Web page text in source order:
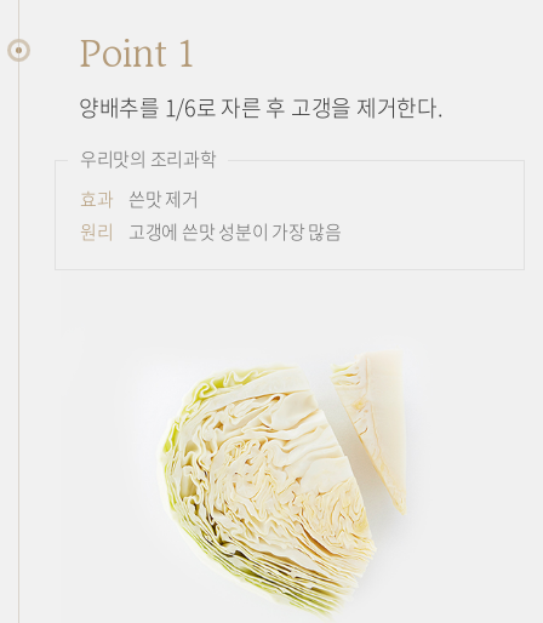
Point 1
양배추를 1/6로 자른 후 고갱을 제거한다.
우리맛의 조리과학
효과
쓴맛 제거
원리
고갱에 쓴맛 성분이 가장 많음